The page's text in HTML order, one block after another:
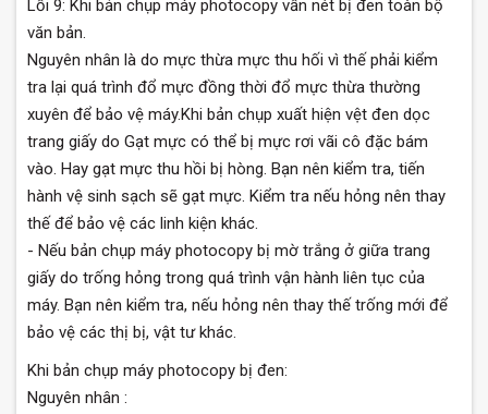
Lỗi 9: Khi bản chụp máy photocopy vẫn nét bị đen toàn bộ
văn bản.
Nguyên nhân là do mực thừa mực thu hối vì thế phải kiểm
tra lại quá trình đổ mực đồng thời đổ mực thừa thường
xuyên để bảo vệ máy.Khi bản chụp xuất hiện vệt đen dọc
trang giấy do Gạt mực có thể bị mực rơi vãi cô đặc bám
vào. Hay gạt mực thu hồi bị hòng. Bạn nên kiểm tra, tiến
hành vệ sinh sạch sẽ gạt mực. Kiểm tra nếu hỏng nên thay
thế để bảo vệ các linh kiện khác.
- Nếu bản chụp máy photocopy bị mờ trắng ở giữa trang
giấy do trống hỏng trong quá trình vận hành liên tục của
máy. Bạn nên kiểm tra, nếu hỏng nên thay thế trống mới để
bảo vệ các thị bị, vật tư khác.
Khi bản chụp máy photocopy bị đen:
Nguyên nhân :